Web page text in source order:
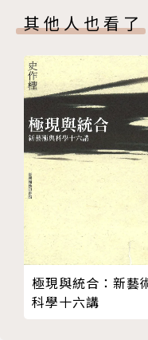
四、俚俗的民眾戲曲
第六章 建立新事業
一、一個新的知識類
二、百科全書家的身分
結論
第七章 胡適與白話
談起
前言
一、清末白話文的發展
二、重新看胡適在中
附錄一 社會史與文
附錄二 從鄉村到城
生活研究
其他人也看了
極現與統合：新藝
科學十六講